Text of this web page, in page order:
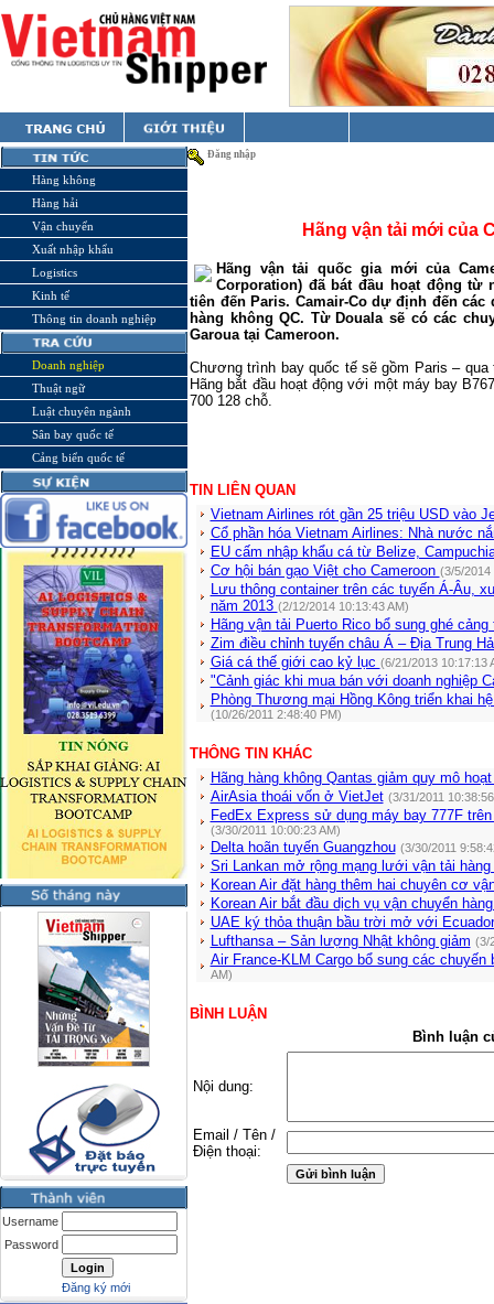
Hàng không
Hàng hải
Vận chuyển
Xuất nhập khẩu
Logistics
Kinh tế
Thông tin doanh nghiệp
Doanh nghiệp
Thuật ngữ
Luật chuyên ngành
Sân bay quốc tế
Cảng biển quốc tế
Username
Password
Đăng ký mới
Đăng nhập
Hãng vận tải mới của
Hãng vận tải quốc gia mới của
Corporation) đã bát đầu hoạt động từ
tiên đến Paris. Camair-Co dự định đến
hàng không QC. Từ Douala sẽ có các
Garoua tại Cameroon.
Chương trình bay quốc tế sẽ gồm Paris – qua
Hãng bắt đầu hoạt động với một máy bay
700 128 chỗ.
TIN LIÊN QUAN
Vietnam Airlines rót gần 25 triệu USD vào
Cổ phần hóa Vietnam Airlines: Nhà nước
EU cấm nhập khẩu cá từ Belize,
Cơ hội bán gạo Việt cho Cameroon (3/5/2014
Lưu thông container trên các tuyến Á-Âu,
năm 2013 (2/12/2014 10:13:43 AM)
Hãng vận tải Puerto Rico bổ sung ghé
Zim điều chỉnh tuyến châu Á – Địa Trung
Giá cá thế giới cao kỷ lục (6/21/2013 10:17:13
"Cảnh giác khi mua bán với doanh nghiệp
Phòng Thương mại Hồng Kông triển khai
(10/26/2011 2:48:40 PM)
THÔNG TIN KHÁC
Hãng hàng không Qantas giảm quy mô
AirAsia thoái vốn ở VietJet (3/31/2011
FedEx Express sử dụng máy bay 777F
(3/30/2011 10:00:23 AM)
Delta hoãn tuyến Guangzhou (3/30/2011
Sri Lankan mở rộng mạng lưới vận tải hàng
Korean Air đặt hàng thêm hai chuyên cơ
Korean Air bắt đầu dịch vụ vận chuyển
UAE ký thỏa thuận bầu trời mở với Ecuador
Lufthansa – Sản lượng Nhật không giảm (3/
Air France-KLM Cargo bổ sung các chuyến
AM)
BÌNH LUẬN
Bình luận
Nội dung:
Email / Tên /
Điện thoại: